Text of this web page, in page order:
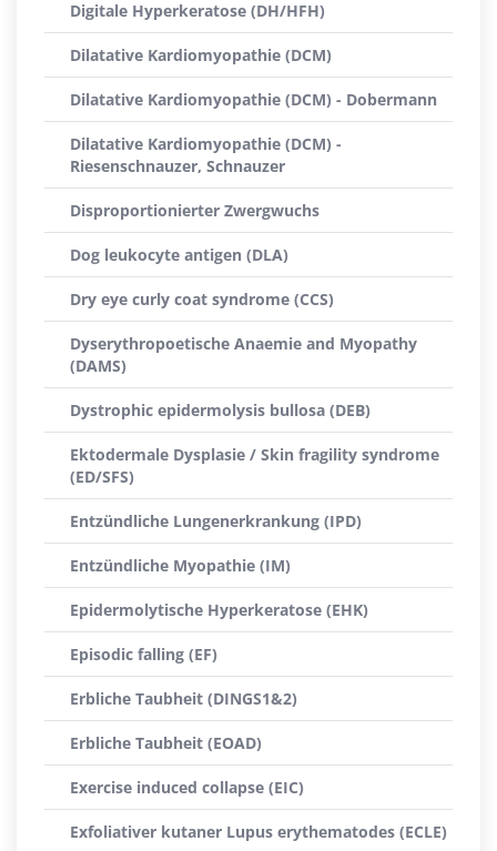
Digitale Hyperkeratose (DH/HFH)
Dilatative Kardiomyopathie (DCM)
Dilatative Kardiomyopathie (DCM) - Dobermann
Dilatative Kardiomyopathie (DCM) -
Riesenschnauzer, Schnauzer
Disproportionierter Zwergwuchs
Dog leukocyte antigen (DLA)
Dry eye curly coat syndrome (CCS)
Dyserythropoetische Anaemie and Myopathy
(DAMS)
Dystrophic epidermolysis bullosa (DEB)
Ektodermale Dysplasie / Skin fragility syndrome
(ED/SFS)
Entzündliche Lungenerkrankung (IPD)
Entzündliche Myopathie (IM)
Epidermolytische Hyperkeratose (EHK)
Episodic falling (EF)
Erbliche Taubheit (DINGS1&2)
Erbliche Taubheit (EOAD)
Exercise induced collapse (EIC)
Exfoliativer kutaner Lupus erythematodes (ECLE)